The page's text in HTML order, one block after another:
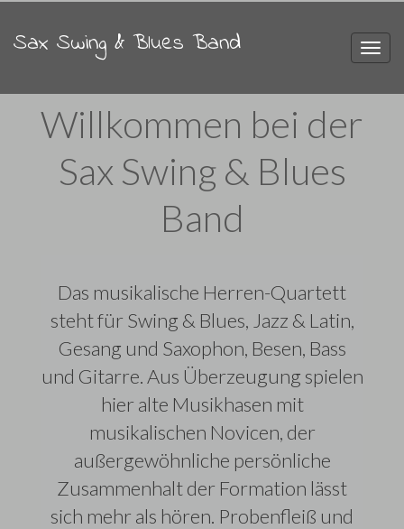
Sax Swing & Blues Band
Willkommen bei der
Sax Swing & Blues
Band
Das musikalische Herren-Quartett
steht für Swing & Blues, Jazz & Latin,
Gesang und Saxophon, Besen, Bass
und Gitarre. Aus Überzeugung spielen
hier alte Musikhasen mit
musikalischen Novicen, der
außergewöhnliche persönliche
Zusammenhalt der Formation lässt
sich mehr als hören. Probenfleiß und